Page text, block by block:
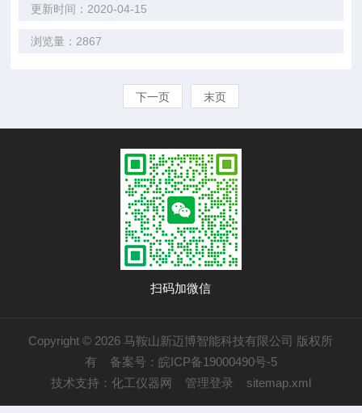
更新时间：2020-04-15
浏览量：2867
下一页 末页
扫码加微信
Copyright © 2026 马鞍山新迈博智能科技有限公司 版权所
有 备案号：皖ICP备19000490号-5
技术支持： 化工仪器网 管理登录 sitemap.xml